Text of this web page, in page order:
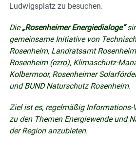
Ludwigsplatz zu besuchen.
Die„Rosenheimer Energiedialoge“
gemeinsame Initiative von
Rosenheim, Landratsamt
Rosenheim (ezro), Klimaschutz-
Kolbermoor, Rosenheimer
und BUND Naturschutz Rosenheim.
Ziel ist es, regelmäßig Informations-
zu den Themen Energiewende und
der Region anzubieten.